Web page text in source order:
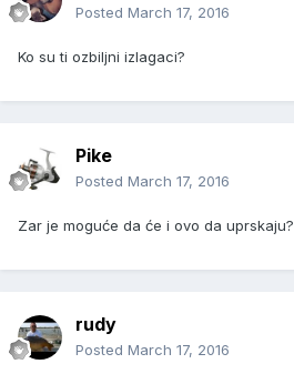
Posted March 17, 2016
Ko su ti ozbiljni izlagaci?
Pike
Posted March 17, 2016
Zar je moguće da će i ovo da uprskaju?
rudy
Posted March 17, 2016